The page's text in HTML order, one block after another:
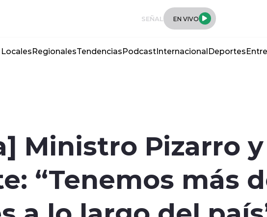
SEÑAL EN VIVO
RegionalesTendenciasPodcastInternacionalDeportes
Ministro Pizarro
“Tenemos más